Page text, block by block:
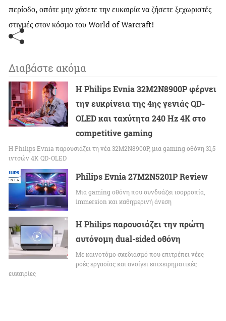
περίοδο, οπότε μην χάσετε την ευκαιρία να ζήσετε ξεχωριστές
στιγμές στον κόσμο του World of Warcraft!
Διαβάστε ακόμα
Η Philips Evnia 32M2N8900P φέρνει
την ευκρίνεια της 4ης γενιάς QD-
OLED και ταχύτητα 240 Hz 4K στο
competitive gaming
Η Philips Evnia παρουσιάζει τη νέα 32M2N8900P, μια gaming οθόνη 31,5
ιντσών 4K QD-OLED
Philips Evnia 27M2N5201P Review
Μια gaming οθόνη που συνδυάζει ισορροπία,
immersion και καθημερινή άνεση
Η Philips παρουσιάζει την πρώτη
αυτόνομη dual-sided οθόνη
Με καινοτόμο σχεδιασμό που επιτρέπει νέες
ροές εργασίας και ανοίγει επιχειρηματικές
ευκαιρίες